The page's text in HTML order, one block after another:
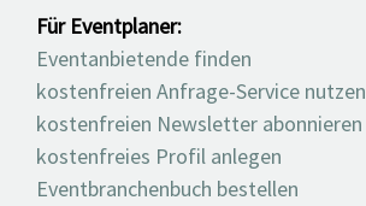
Für Eventplaner:
Eventanbietende finden
kostenfreien Anfrage-Service nutzen
kostenfreien Newsletter abonnieren
kostenfreies Profil anlegen
Eventbranchenbuch bestellen